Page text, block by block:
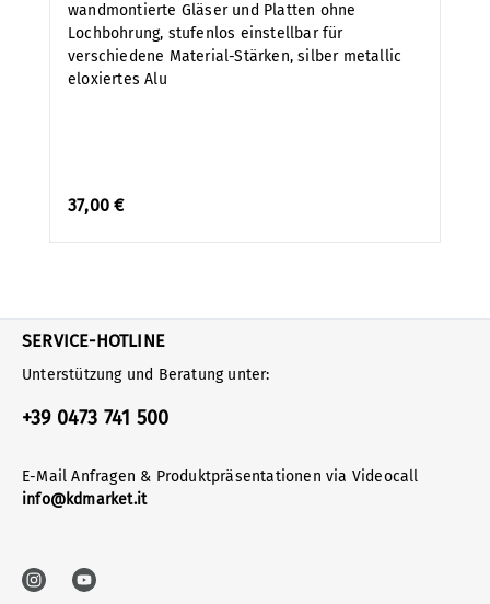
wandmontierte Gläser und Platten ohne
Lochbohrung, stufenlos einstellbar für
verschiedene Material-Stärken, silber metallic
eloxiertes Alu
37,00 €
SERVICE-HOTLINE
Unterstützung und Beratung unter:
+39 0473 741 500
E-Mail Anfragen & Produktpräsentationen via Videocall
info@kdmarket.it